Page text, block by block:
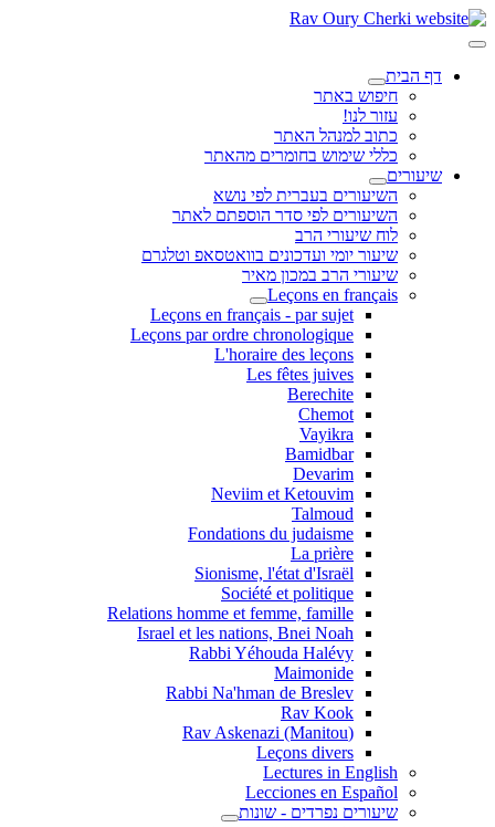
דף הבית
חיפוש באתר
עזור לנו!
כתוב למנהל האתר
כללי שימוש בחומרים מהאתר
שיעורים
השיעורים בעברית לפי נושא
השיעורים לפי סדר הוספתם לאתר
לוח שיעורי הרב
שיעור יומי ועדכונים בוואטסאפ וטלגרם
שיעורי הרב במכון מאיר
Leçons en français
Leçons en français - par sujet
Leçons par ordre chronologique
L'horaire des leçons
Les fêtes juives
Berechite
Chemot
Vayikra
Bamidbar
Devarim
Neviim et Ketouvim
Talmoud
Fondations du judaisme
La prière
Sionisme, l'état d'Israël
Société et politique
Relations homme et femme, famille
Israel et les nations, Bnei Noah
Rabbi Yéhouda Halévy
Maimonide
Rabbi Na'hman de Breslev
Rav Kook
(Rav Askenazi (Manitou
Leçons divers
Lectures in English
Lecciones en Español
שיעורים נפרדים - שונות